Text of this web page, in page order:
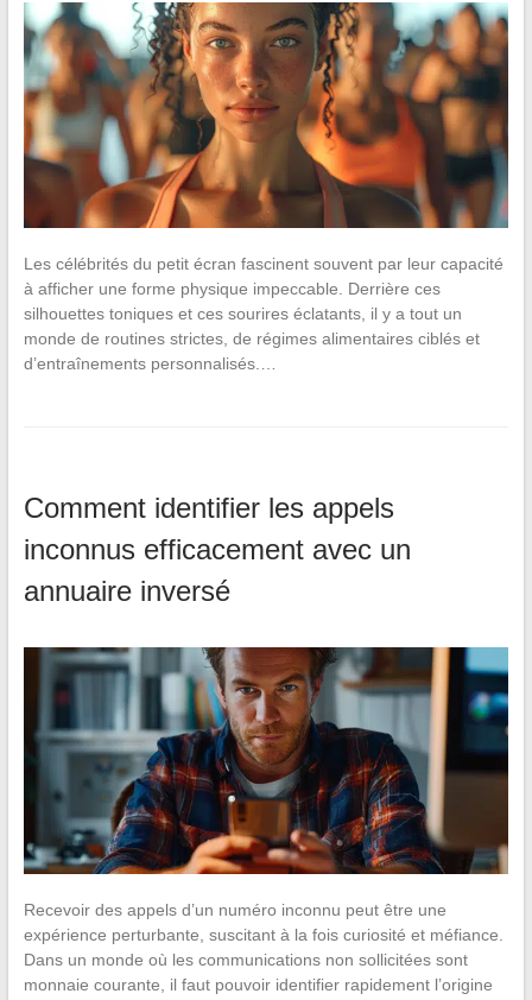
Les célébrités du petit écran fascinent souvent par leur capacité
à afficher une forme physique impeccable. Derrière ces
silhouettes toniques et ces sourires éclatants, il y a tout un
monde de routines strictes, de régimes alimentaires ciblés et
d’entraînements personnalisés.…
Comment identifier les appels
inconnus efficacement avec un
annuaire inversé
Recevoir des appels d’un numéro inconnu peut être une
expérience perturbante, suscitant à la fois curiosité et méfiance.
Dans un monde où les communications non sollicitées sont
monnaie courante, il faut pouvoir identifier rapidement l’origine